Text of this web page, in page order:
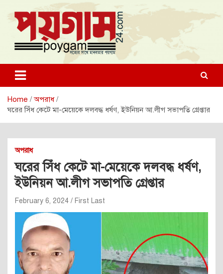
content
poygam24.com
poygam24.com
Home
অপরাধ
ঘরের সিঁধ কেটে মা-মেয়েকে দলবদ্ধ ধর্ষণ, ইউনিয়ন আ.লীগ সভাপতি গ্রেপ্তার
অপরাধ
ঘরের সিঁধ কেটে মা-মেয়েকে দলবদ্ধ ধর্ষণ,
ইউনিয়ন আ.লীগ সভাপতি গ্রেপ্তার
February 6, 2024 First Last